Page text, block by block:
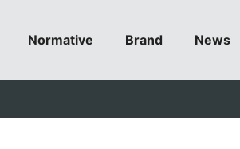
Normative Brand News